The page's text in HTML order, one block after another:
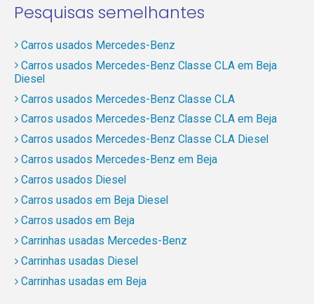
Pesquisas semelhantes
Carros usados Mercedes-Benz
Carros usados Mercedes-Benz Classe CLA em Beja
Diesel
Carros usados Mercedes-Benz Classe CLA
Carros usados Mercedes-Benz Classe CLA em Beja
Carros usados Mercedes-Benz Classe CLA Diesel
Carros usados Mercedes-Benz em Beja
Carros usados Diesel
Carros usados em Beja Diesel
Carros usados em Beja
Carrinhas usadas Mercedes-Benz
Carrinhas usadas Diesel
Carrinhas usadas em Beja